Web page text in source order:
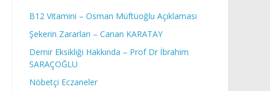
B12 Vitamini – Osman Müftüoğlu Açıklaması
Şekerin Zararları – Canan KARATAY
Demir Eksikliği Hakkında – Prof Dr İbrahim
SARAÇOĞLU
Nöbetçi Eczaneler